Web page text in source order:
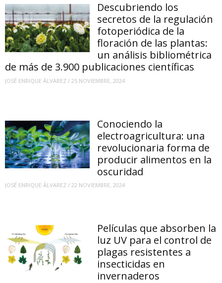
Descubriendo los
secretos de la regulación
fotoperiódica de la
floración de las plantas:
un análisis bibliométrica
de más de 3.900 publicaciones científicas
JOSÉ ENRIQUE ÁLVAREZ / 25 NOVIEMBRE, 2024
Conociendo la
electroagricultura: una
revolucionaria forma de
producir alimentos en la
oscuridad
JOSÉ ENRIQUE ÁLVAREZ / 22 NOVIEMBRE, 2024
Películas que absorben la
luz UV para el control de
plagas resistentes a
insecticidas en
invernaderos